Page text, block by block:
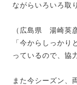
ながらいろいろ取
（広島県 湯崎英
「今からしっか
っているので、協
また今シーズン、